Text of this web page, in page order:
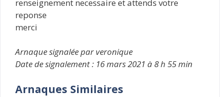
renseignement necessaire et attends votre
reponse
merci
Arnaque signalée par veronique
Date de signalement : 16 mars 2021 à 8 h 55 min
Arnaques Similaires